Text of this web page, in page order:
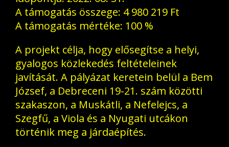
A támogatás összege: 4 980 219 Ft
A támogatás mértéke: 100 %
A projekt célja, hogy elősegítse a helyi,
gyalogos közlekedés feltételeinek
javítását. A pályázat keretein belül a Bem
József, a Debreceni 19-21. szám közötti
szakaszon, a Muskátli, a Nefelejcs, a
Szegfű, a Viola és a Nyugati utcákon
történik meg a járdaépítés.